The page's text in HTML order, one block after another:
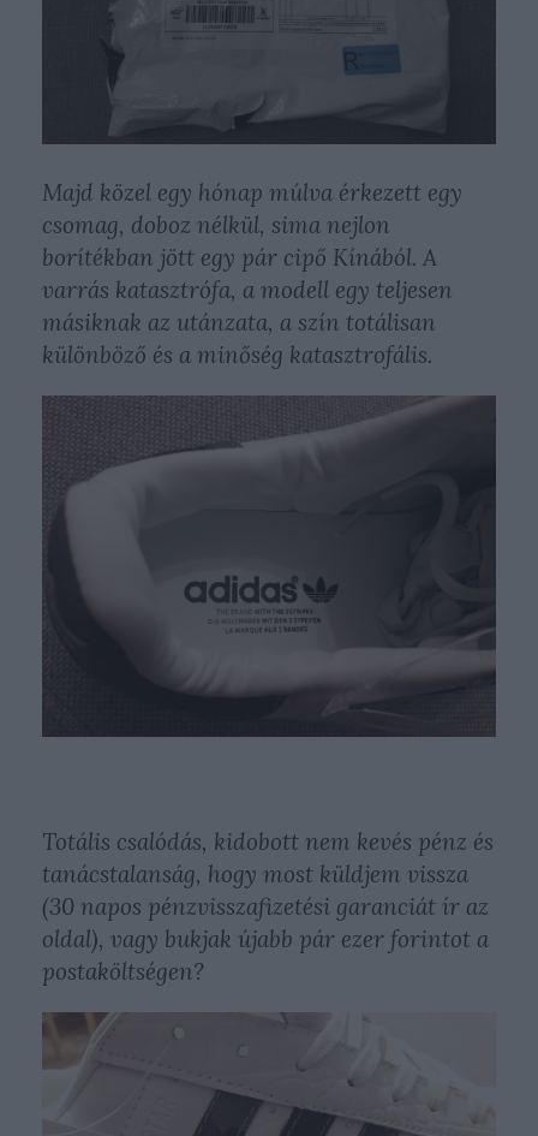
Majd közel egy hónap múlva érkezett egy
csomag, doboz nélkül, sima nejlon
borítékban jött egy pár cipő Kínából. A
varrás katasztrófa, a modell egy teljesen
másiknak az utánzata, a szín totálisan
különböző és a minőség katasztrofális.
Totális csalódás, kidobott nem kevés pénz és
tanácstalanság, hogy most küldjem vissza
(30 napos pénzvisszafizetési garanciát ír az
oldal), vagy bukjak újabb pár ezer forintot a
postaköltségen?